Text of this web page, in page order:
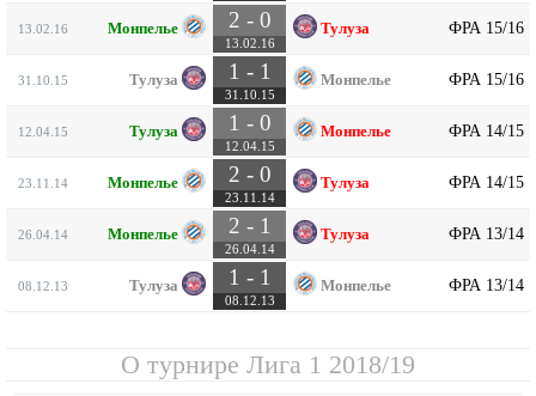
13.02.16 Монпелье 2 - 0
13.02.16
Тулуза ФРА 15/16
31.10.15 Тулуза 1 - 1
31.10.15
Монпелье ФРА 15/16
12.04.15 Тулуза 1 - 0
12.04.15
Монпелье ФРА 14/15
23.11.14 Монпелье 2 - 0
23.11.14
Тулуза ФРА 14/15
26.04.14 Монпелье 2 - 1
26.04.14
Тулуза ФРА 13/14
08.12.13 Тулуза 1 - 1
08.12.13
Монпелье ФРА 13/14
О турнире Лига 1 2018/19